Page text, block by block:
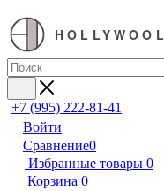
HOLLYWOOL
+7 (995) 222-81-41
Войти
Сравнение0
Избранные товары 0
Корзина 0